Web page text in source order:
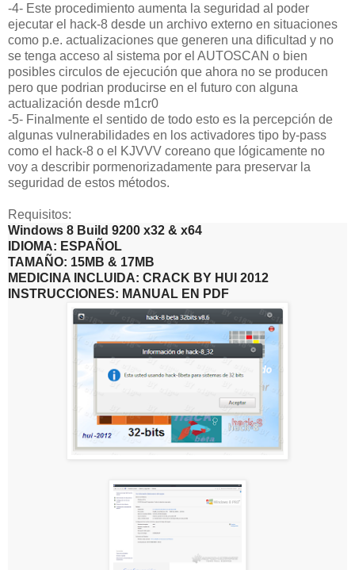
-4- Este procedimiento aumenta la seguridad al poder
ejecutar el hack-8 desde un archivo externo en situaciones
como p.e. actualizaciones que generen una dificultad y no
se tenga acceso al sistema por el AUTOSCAN o bien
posibles circulos de ejecución que ahora no se producen
pero que podrian producirse en el futuro con alguna
actualización desde m1cr0
-5- Finalmente el sentido de todo esto es la percepción de
algunas vulnerabilidades en los activadores tipo by-pass
como el hack-8 o el KJVVV coreano que lógicamente no
voy a describir pormenorizadamente para preservar la
seguridad de estos métodos.
Requisitos:
Windows 8 Build 9200 x32 & x64
IDIOMA: ESPAÑOL
TAMAÑO: 15MB & 17MB
MEDICINA INCLUIDA: CRACK BY HUI 2012
INSTRUCCIONES: MANUAL EN PDF